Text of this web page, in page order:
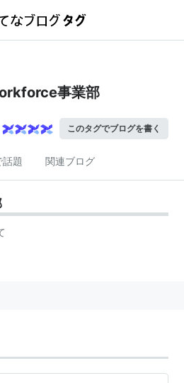
事業部
このタグでブログを書く
題 関連ブログ